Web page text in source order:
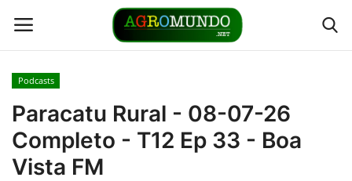
Home
Contato
Podcasts
Paracatu Rural - 08-07-26
Completo - T12 Ep 33 - Boa
Vista FM